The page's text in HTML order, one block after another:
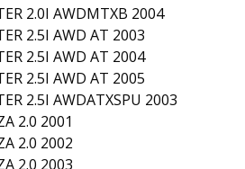
2.0I AWDMTXB 2004
2.5I AWD AT 2003
2.5I AWD AT 2004
2.5I AWD AT 2005
2.5I AWDATXSPU 2003
2.0 2001
2.0 2002
2.0 2003